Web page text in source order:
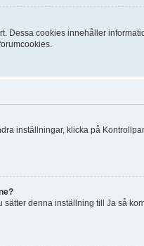
Dessa cookies innehåller
inställningar, klicka på
denna inställning till Ja så